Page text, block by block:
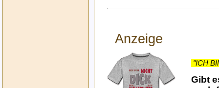
Anzeige